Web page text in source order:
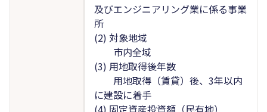
及びエンジニアリング業に係る事業
所
(2) 対象地域
市内全域
(3) 用地取得後年数
用地取得（賃貸）後、3年以内
に建設に着手
(4) 固定資産投資額（民有地）